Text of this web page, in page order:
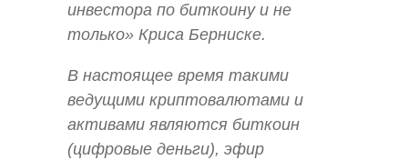
инвестора по биткоину и не
только» Криса Берниске.
В настоящее время такими
ведущими криптовалютами и
активами являются биткоин
(цифровые деньги), эфир